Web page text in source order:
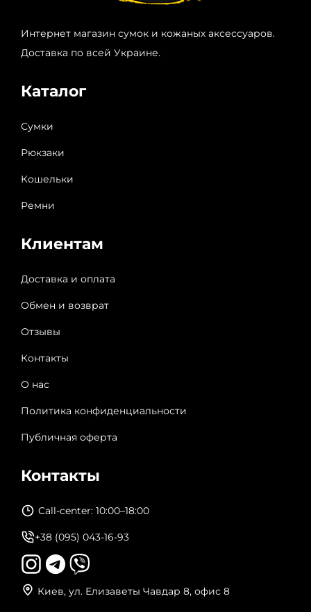
Интернет магазин сумок и кожаных аксессуаров.
Доставка по всей Украине.
Каталог
Сумки
Рюкзаки
Кошельки
Ремни
Клиентам
Доставка и оплата
Обмен и возврат
Отзывы
Контакты
О нас
Политика конфиденциальности
Публичная оферта
Контакты
Call-center: 10:00–18:00
+38 (095) 043-16-93
Киев, ул. Елизаветы Чавдар 8, офис 8